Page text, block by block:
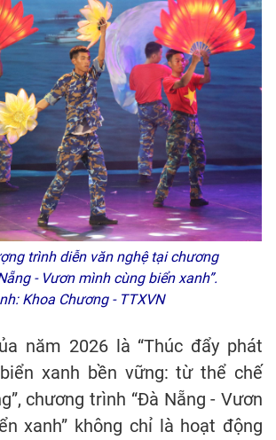
trình diễn văn nghệ tại chương
- Vươn mình cùng biển xanh”.
Khoa Chương - TTXVN
năm 2026 là “Thúc đẩy phát
xanh bền vững: từ thể chế
chương trình “Đà Nẵng - Vươn
xanh” không chỉ là hoạt động